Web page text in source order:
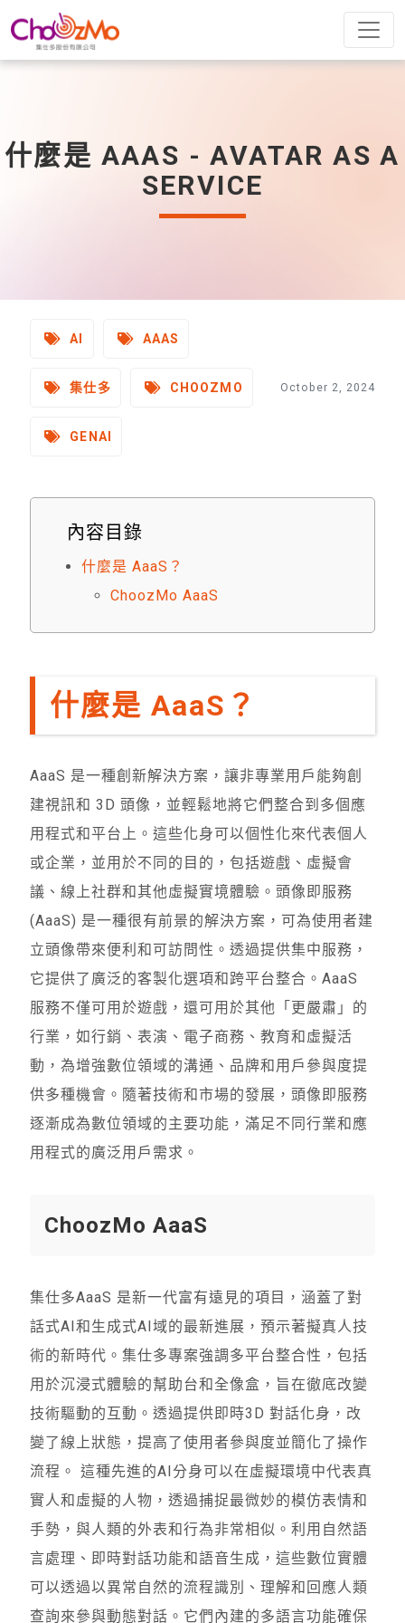
什麼是 AAAS - AVATAR AS A
SERVICE
AI AAAS
集仕多 CHOOZMO
GENAI
October 2, 2024
內容目錄
什麼是 AaaS？
ChoozMo AaaS
什麼是 AaaS？
AaaS 是一種創新解決方案，讓非專業用戶能夠創
建視訊和 3D 頭像，並輕鬆地將它們整合到多個應
用程式和平台上。這些化身可以個性化來代表個人
或企業，並用於不同的目的，包括遊戲、虛擬會
議、線上社群和其他虛擬實境體驗。頭像即服務
(AaaS) 是一種很有前景的解決方案，可為使用者建
立頭像帶來便利和可訪問性。透過提供集中服務，
它提供了廣泛的客製化選項和跨平台整合。AaaS
服務不僅可用於遊戲，還可用於其他「更嚴肅」的
行業，如行銷、表演、電子商務、教育和虛擬活
動，為增強數位領域的溝通、品牌和用戶參與度提
供多種機會。隨著技術和市場的發展，頭像即服務
逐漸成為數位領域的主要功能，滿足不同行業和應
用程式的廣泛用戶需求。
ChoozMo AaaS
集仕多AaaS 是新一代富有遠見的項目，涵蓋了對
話式AI和生成式AI域的最新進展，預示著擬真人技
術的新時代。集仕多專案強調多平台整合性，包括
用於沉浸式體驗的幫助台和全像盒，旨在徹底改變
技術驅動的互動。透過提供即時3D 對話化身，改
變了線上狀態，提高了使用者參與度並簡化了操作
流程。 這種先進的AI分身可以在虛擬環境中代表真
實人和虛擬的人物，透過捕捉最微妙的模仿表情和
手勢，與人類的外表和行為非常相似。利用自然語
言處理、即時對話功能和語音生成，這些數位實體
可以透過以異常自然的流程識別、理解和回應人類
查詢來參與動態對話。它們內建的多語言功能確保